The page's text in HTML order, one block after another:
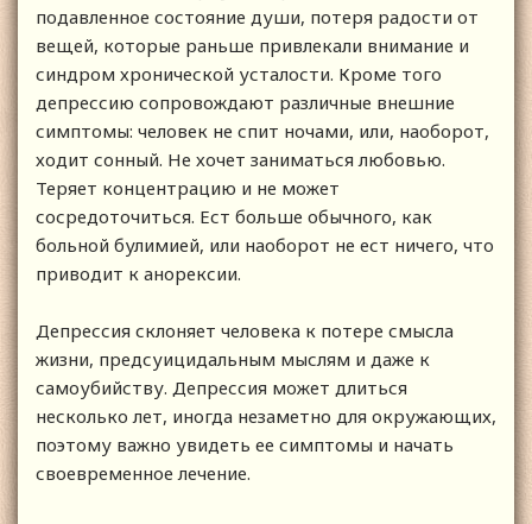
подавленное состояние души, потеря радости от
вещей, которые раньше привлекали внимание и
синдром хронической усталости. Кроме того
депрессию сопровождают различные внешние
симптомы: человек не спит ночами, или, наоборот,
ходит сонный. Не хочет заниматься любовью.
Теряет концентрацию и не может
сосредоточиться. Ест больше обычного, как
больной булимией, или наоборот не ест ничего, что
приводит к анорексии.
Депрессия склоняет человека к потере смысла
жизни, предсуицидальным мыслям и даже к
самоубийству. Депрессия может длиться
несколько лет, иногда незаметно для окружающих,
поэтому важно увидеть ее симптомы и начать
своевременное лечение.